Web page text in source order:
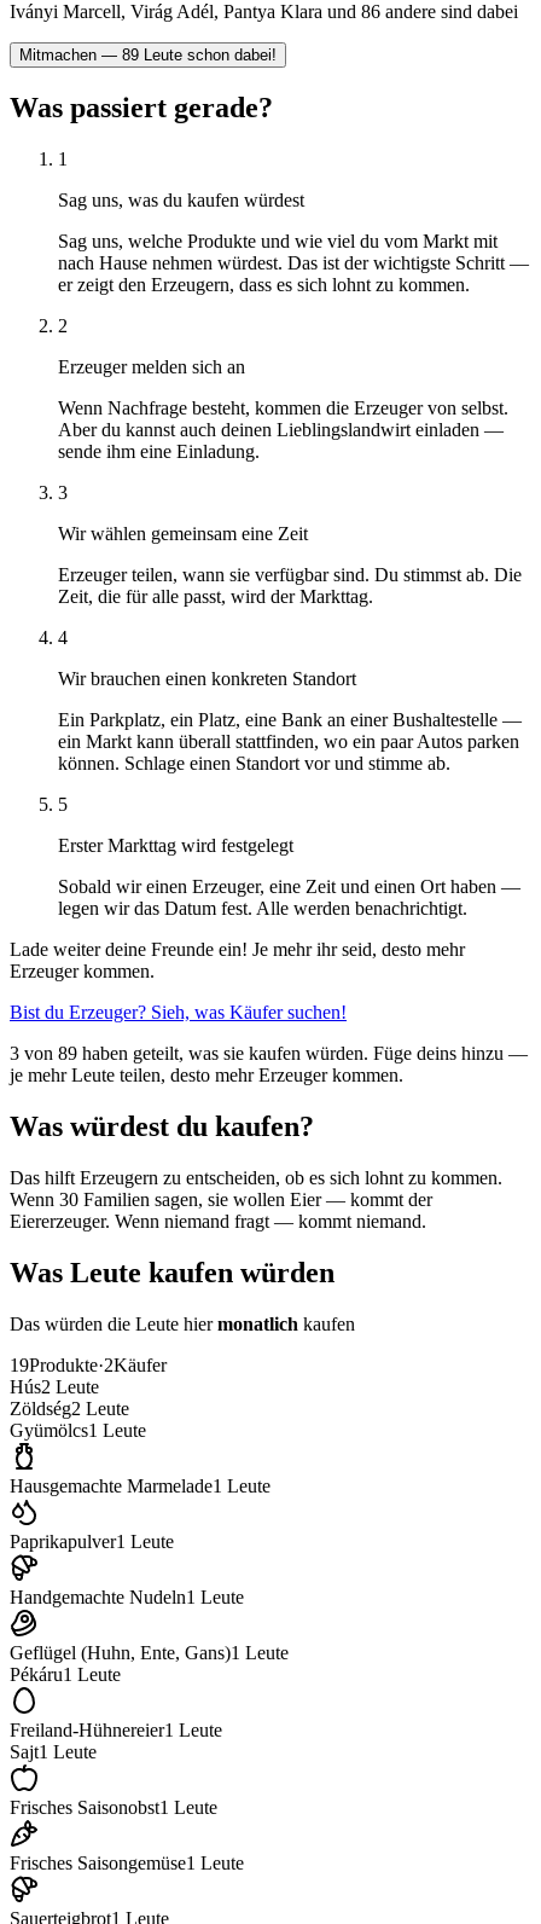
Iványi Marcell, Virág Adél, Pantya Klara und 86 andere sind dabei
Mitmachen — 89 Leute schon dabei!
Was passiert gerade?
1
Sag uns, was du kaufen würdest
Sag uns, welche Produkte und wie viel du vom Markt mit
nach Hause nehmen würdest. Das ist der wichtigste Schritt —
er zeigt den Erzeugern, dass es sich lohnt zu kommen.
2
Erzeuger melden sich an
Wenn Nachfrage besteht, kommen die Erzeuger von selbst.
Aber du kannst auch deinen Lieblingslandwirt einladen —
sende ihm eine Einladung.
3
Wir wählen gemeinsam eine Zeit
Erzeuger teilen, wann sie verfügbar sind. Du stimmst ab. Die
Zeit, die für alle passt, wird der Markttag.
4
Wir brauchen einen konkreten Standort
Ein Parkplatz, ein Platz, eine Bank an einer Bushaltestelle —
ein Markt kann überall stattfinden, wo ein paar Autos parken
können. Schlage einen Standort vor und stimme ab.
5
Erster Markttag wird festgelegt
Sobald wir einen Erzeuger, eine Zeit und einen Ort haben —
legen wir das Datum fest. Alle werden benachrichtigt.
Lade weiter deine Freunde ein! Je mehr ihr seid, desto mehr
Erzeuger kommen.
Bist du Erzeuger? Sieh, was Käufer suchen!
3 von 89 haben geteilt, was sie kaufen würden. Füge deins hinzu —
je mehr Leute teilen, desto mehr Erzeuger kommen.
Was würdest du kaufen?
Das hilft Erzeugern zu entscheiden, ob es sich lohnt zu kommen.
Wenn 30 Familien sagen, sie wollen Eier — kommt der
Eiererzeuger. Wenn niemand fragt — kommt niemand.
Was Leute kaufen würden
Das würden die Leute hiermonatlich kaufen
19Produkte·2Käufer
Hús2 Leute
Zöldség2 Leute
Gyümölcs1 Leute
Hausgemachte Marmelade1 Leute
Paprikapulver1 Leute
Handgemachte Nudeln1 Leute
Geflügel (Huhn, Ente, Gans)1 Leute
Pékáru1 Leute
Freiland-Hühnereier1 Leute
Sajt1 Leute
Frisches Saisonobst1 Leute
Frisches Saisongemüse1 Leute
Sauerteigbrot1 Leute